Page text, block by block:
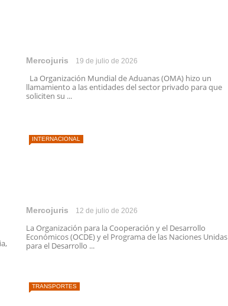
Mercojuris 19 de julio de 2026
La Organización Mundial de Aduanas (OMA) hizo un
llamamiento a las entidades del sector privado para que
soliciten su ...
INTERNACIONAL
Mercojuris 12 de julio de 2026
La Organización para la Cooperación y el Desarrollo
Económicos (OCDE) y el Programa de las Naciones Unidas
para el Desarrollo ...
TRANSPORTES